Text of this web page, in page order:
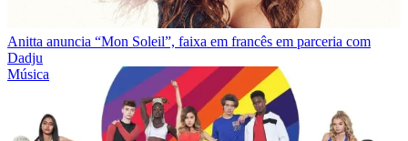
Anitta anuncia “Mon Soleil”, faixa em francês em parceria com
Dadju
Música